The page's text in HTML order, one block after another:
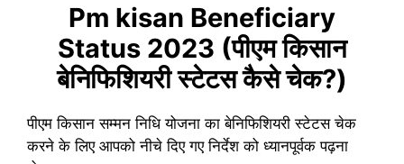
Pm kisan Beneficiary
Status 2023 (पीएम किसान
बेनिफिशियरी स्टेटस कैसे चेक?)
पीएम किसान सम्मन निधि योजना का बेनिफिशियरी स्टेटस चेक
करने के लिए आपको नीचे दिए गए निर्देश को ध्यानपूर्वक पढ़ना